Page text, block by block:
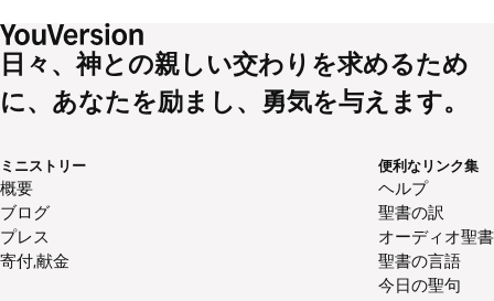
日々、神との親しい交わりを求めるため
に、あなたを励まし、勇気を与えます。
ミニストリー
概要
ブログ
プレス
寄付,献金
便利なリンク集
ヘルプ
聖書の訳
オーディオ聖書
聖書の言語
今日の聖句